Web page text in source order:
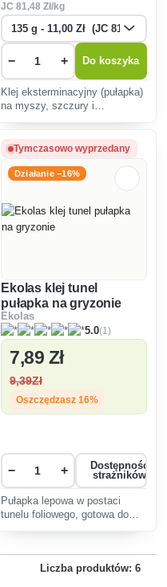
JC 81,48 Zł/kg
− + Do koszyka
Klej eksterminacyjny (pułapka)
na myszy, szczury i
domowych i w sferze
Tymczasowo wyprzedany
Działanie −16%
Ekolas klej tunel
pułapka na gryzonie
Ekolas
5.0(1)
7,89 Zł
9,39Zł
Oszczędzasz 16%
− +
Dostępność
strażników
Pułapka lepowa w postaci
tunelu foliowego, gotowa do
Liczba produktów: 6